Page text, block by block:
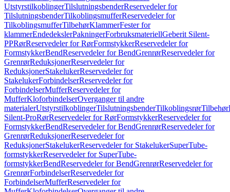
UtstyrstilkoblingerTilslutningsbenderReservedeler for
TilslutningsbenderTilkoblingsmufferReservedeler for
TilkoblingsmufferTilbehørKlammerFester for
klammerEndedekslerPakningerForbruksmateriellGeberit Silent-
PPRørReservedeler for RørFormstykkerReservedeler for
FormstykkerBendReservedeler for BendGrenrørReservedeler for
GrenrørReduksjonerReservedeler for
ReduksjonerStakelukerReservedeler for
StakelukerForbindelserReservedeler for
ForbindelserMufferReservedeler for
MufferKloforbindelserOverganger til andre
materialerUtstyrstilkoblingerTilslutningsbenderTilkoblingsrørTilbehør
Silent-ProRørReservedeler for RørFormstykkerReservedeler for
FormstykkerBendReservedeler for BendGrenrørReservedeler for
GrenrørReduksjonerReservedeler for
ReduksjonerStakelukerReservedeler for StakelukerSuperTube-
formstykkerReservedeler for SuperTube-
formstykkerBendReservedeler for BendGrenrørReservedeler for
GrenrørForbindelserReservedeler for
ForbindelserMufferReservedeler for